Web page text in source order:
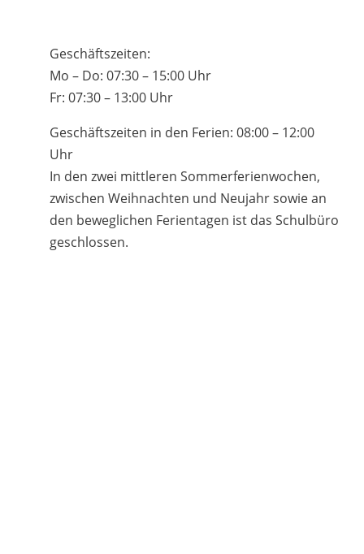
Geschäftszeiten:
Mo – Do: 07:30 – 15:00 Uhr
Fr: 07:30 – 13:00 Uhr
Geschäftszeiten in den Ferien: 08:00 – 12:00
Uhr
In den zwei mittleren Sommerferienwochen,
zwischen Weihnachten und Neujahr sowie an
den beweglichen Ferientagen ist das Schulbüro
geschlossen.